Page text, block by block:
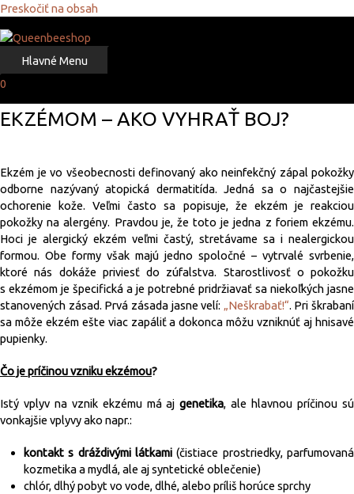
Preskočiť na obsah
Hlavné Menu
0
STAROSTLIVOSŤ O POKOŽKU S EKZÉMOM – AKO VYHRAŤ BOJ?
STAROSTLIVOSŤ O POKOŽKU S
EKZÉMOM – AKO VYHRAŤ BOJ?
Ekzém je vo všeobecnosti definovaný ako neinfekčný zápal pokožky
odborne nazývaný atopická dermatitída. Jedná sa o najčastejšie
ochorenie kože. Veľmi často sa popisuje, že ekzém je reakciou
pokožky na alergény. Pravdou je, že toto je jedna z foriem ekzému.
Hoci je alergický ekzém veľmi častý, stretávame sa i nealergickou
formou. Obe formy však majú jedno spoločné – vytrvalé svrbenie,
ktoré nás dokáže priviesť do zúfalstva. Starostlivosť o pokožku
s ekzémom je špecifická a je potrebné pridržiavať sa niekoľkých jasne
stanovených zásad. Prvá zásada jasne velí: „Neškrabať!“. Pri škrabaní
sa môže ekzém ešte viac zapáliť a dokonca môžu vzniknúť aj hnisavé
pupienky.
Čo je príčinou vzniku ekzémou?
Istý vplyv na vznik ekzému má ajgenetika, ale hlavnou príčinou sú
vonkajšie vplyvy ako napr.:
kontakt s dráždivými látkami(čistiace prostriedky, parfumovaná
kozmetika a mydlá, ale aj syntetické oblečenie)
chlór, dlhý pobyt vo vode, dlhé, alebo príliš horúce sprchy